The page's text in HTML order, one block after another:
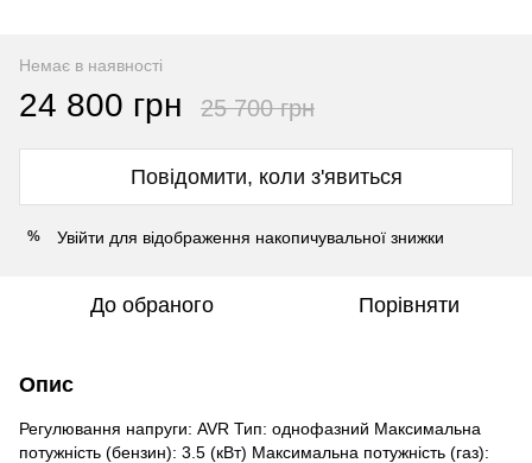
Немає в наявності
24 800 грн 25 700 грн
Повідомити, коли з'явиться
% Увійти для відображення накопичувальної знижки
До обраного Порівняти
Опис
Регулювання напруги: AVR Тип: однофазний Максимальна
потужність (бензин): 3.5 (кВт) Максимальна потужність (газ):